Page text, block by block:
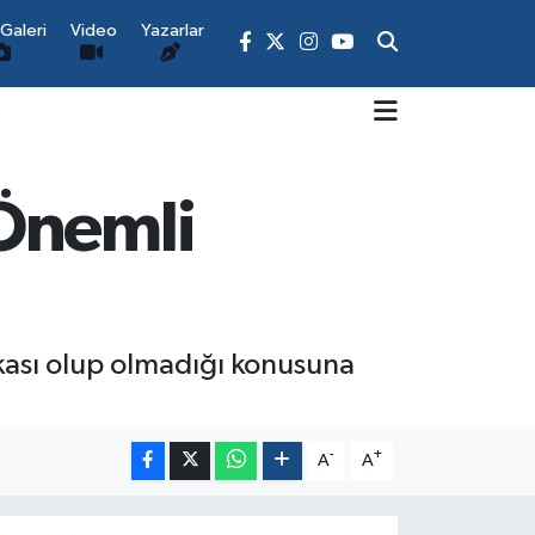
Video Yazarlar
olup olmadığı konusuna
A- A+